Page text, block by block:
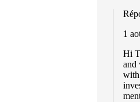
1
Hi
and
with